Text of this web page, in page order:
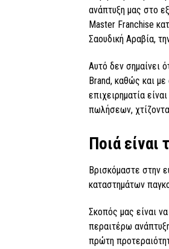
ανάπτυξη μας στο
Master Franchise
Σαουδική Αραβία,
Αυτό δεν σημαίνει
Brand, καθώς και
επιχειρηματία
πωλήσεων,
Ποιά είναι
Βρισκόμαστε στην
καταστημάτων
Σκοπός μας είναι
περαιτέρω
πρώτη